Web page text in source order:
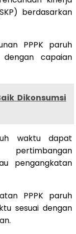
berdasarkan
PPPK paruh
capaian
Dikonsumsi
waktu dapat
pengangkatan
PPPK paruh
sesuai dengan